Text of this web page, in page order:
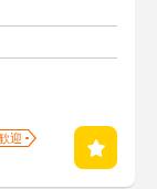
迎